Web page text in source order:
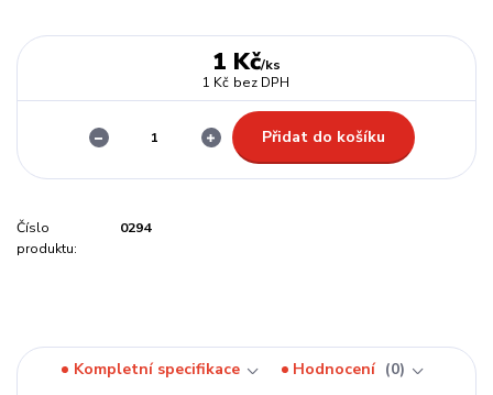
1 Kč/ks
1 Kč bez DPH
Přidat do košíku
Číslo
produktu:
0294
Kompletní specifikace Hodnocení
0